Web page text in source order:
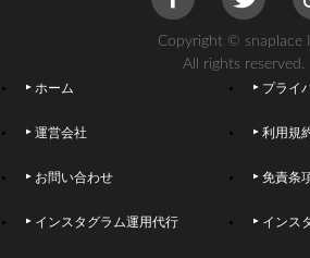
Copyright © snaplace
All rights reserved.
ホーム プライ
運営会社 利用規
お問い合わせ 免責条
インスタグラム運用代行 インス